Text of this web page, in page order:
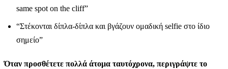
same spot on the cliff”
“Στέκονται δίπλα-δίπλα και βγάζουν ομαδική selfie στο ίδιο
σημείο”
Όταν προσθέτετε πολλά άτομα ταυτόχρονα, περιγράψτε το